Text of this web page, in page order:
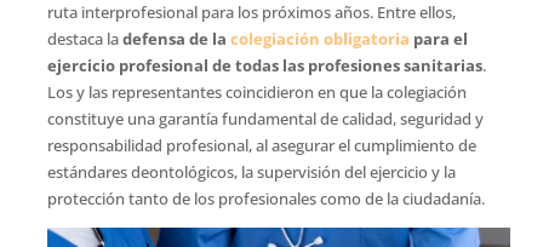
ruta interprofesional para los próximos años. Entre ellos,
destaca ladefensa de la colegiación obligatoria para el
ejercicio profesional de todas las profesiones sanitarias.
Los y las representantes coincidieron en que la colegiación
constituye una garantía fundamental de calidad, seguridad y
responsabilidad profesional, al asegurar el cumplimiento de
estándares deontológicos, la supervisión del ejercicio y la
protección tanto de los profesionales como de la ciudadanía.